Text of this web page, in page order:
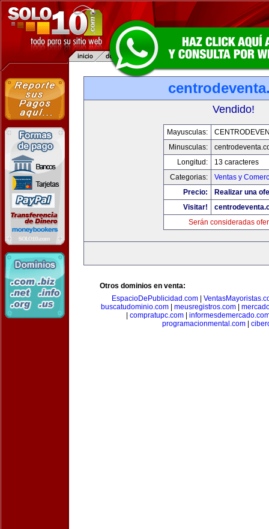
Vendido!
Mayusculas:
Minusculas:
Longitud:
13 caracteres
Categorias:
Ventas y
Precio:
Realizar una
Visitar!
Serán consideradas
Otros dominios en venta:
EspacioDePublicidad.com
buscatudominio.com
meusregistros.com
compratupc.com
programacionmental.com